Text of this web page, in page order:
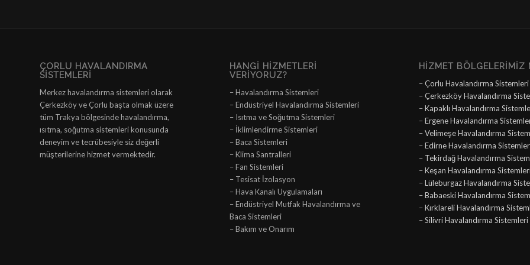
ÇORLU HAVALANDIRMA
SISTEMLERI
Merkez havalandırma sistemleri olarak
Çerkezköy ve Çorlu başta olmak üzere
tüm Trakya bölgesinde havalandırma,
ısıtma, soğutma sistemleri konusunda
deneyim ve tecrübesiyle siz değerli
müşterilerine hizmet vermektedir.
HANGI HIZMETLERI
VERIYORUZ?
– Havalandırma Sistemleri
– Endüstriyel Havalandırma Sistemleri
– Isıtma ve Soğutma Sistemleri
– İklimlendirme Sistemleri
– Baca Sistemleri
– Klima Santralleri
– Fan Sistemleri
– Tesisat İzolasyon
– Hava Kanalı Uygulamaları
– Endüstriyel Mutfak Havalandırma ve
Baca Sistemleri
– Bakım ve Onarım
HIZMET BÖLGELERIMIZ
–Çorlu Havalandırma Sistemleri
–Çerkezköy Havalandırma
–Kapaklı Havalandırma
–Ergene Havalandırma
–Velimeşe Havalandırma
–Edirne Havalandırma
– Tekirdağ Havalandırma
–Keşan Havalandırma
–Lüleburgaz Havalandırma
–Babaeski Havalandırma
–Kırklareli Havalandırma
–Silivri Havalandırma Sistemleri